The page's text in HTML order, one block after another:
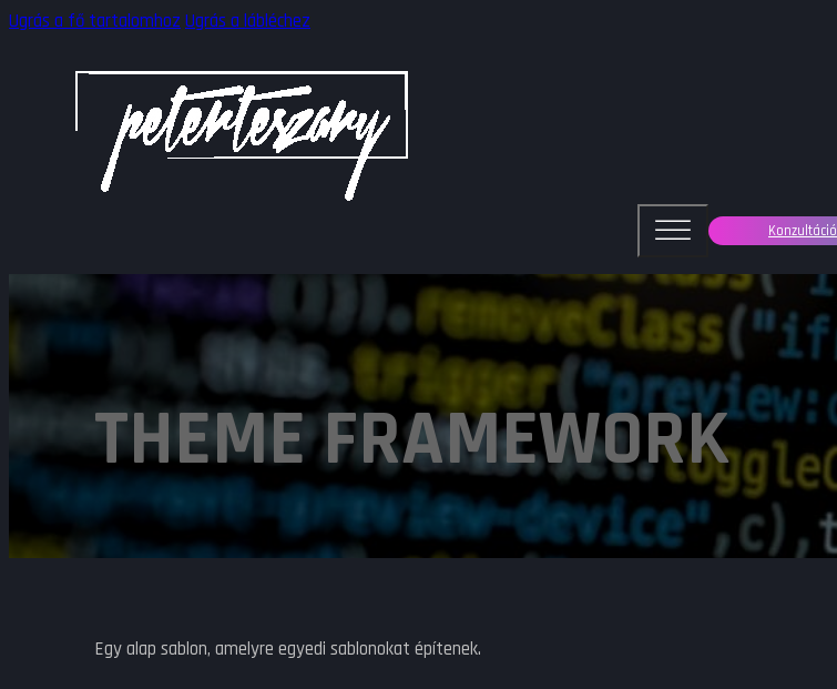
Ugrás a fő tartalomhoz Ugrás a lábléchez
Konzultáció
THEME FRAMEWORK
Egy alap sablon, amelyre egyedi sablonokat építenek.